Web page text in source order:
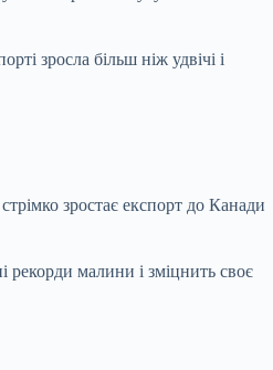
зросла більш ніж удвічі і
зростає експорт до Канади
рекорди малини і зміцнить своє